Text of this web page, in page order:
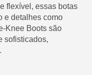
flexível, essas botas
e detalhes como
Knee Boots são
sofisticados,